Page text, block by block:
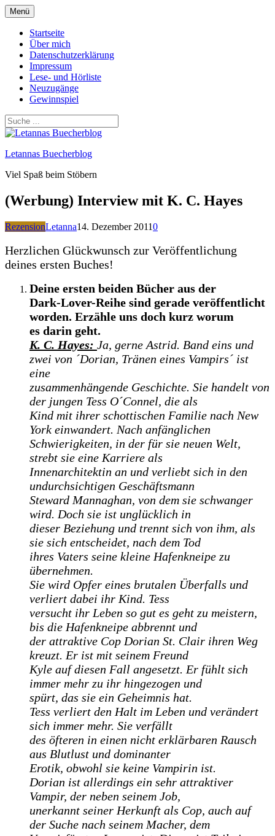
Zum
Inhalt
springen
Menü
Startseite
Über mich
Datenschutzerklärung
Impressum
Lese- und Hörliste
Neuzugänge
Gewinnspiel
Letannas Buecherblog
Viel Spaß beim Stöbern
(Werbung) Interview mit K. C. Hayes
RezensionLetanna14. Dezember 20110
Herzlichen Glückwunsch zur Veröffentlichung
deines ersten Buches!
Deine ersten beiden Bücher aus der
Dark-Lover-Reihe sind gerade veröffentlicht
worden. Erzähle uns doch kurz worum
es darin geht.
K. C. Hayes: Ja, gerne Astrid. Band eins und
zwei von ´Dorian, Tränen eines Vampirs´ ist
eine
zusammenhängende Geschichte. Sie handelt von
der jungen Tess O´Connel, die als
Kind mit ihrer schottischen Familie nach New
York einwandert. Nach anfänglichen
Schwierigkeiten, in der für sie neuen Welt,
strebt sie eine Karriere als
Innenarchitektin an und verliebt sich in den
undurchsichtigen Geschäftsmann
Steward Mannaghan, von dem sie schwanger
wird. Doch sie ist unglücklich in
dieser Beziehung und trennt sich von ihm, als
sie sich entscheidet, nach dem Tod
ihres Vaters seine kleine Hafenkneipe zu
übernehmen.
Sie wird Opfer eines brutalen Überfalls und
verliert dabei ihr Kind. Tess
versucht ihr Leben so gut es geht zu meistern,
bis die Hafenkneipe abbrennt und
der attraktive Cop Dorian St. Clair ihren Weg
kreuzt. Er ist mit seinem Freund
Kyle auf diesen Fall angesetzt. Er fühlt sich
immer mehr zu ihr hingezogen und
spürt, das sie ein Geheimnis hat.
Tess verliert den Halt im Leben und verändert
sich immer mehr. Sie verfällt
des öfteren in einen nicht erklärbaren Rausch
aus Blutlust und dominanter
Erotik, obwohl sie keine Vampirin ist.
Dorian ist allerdings ein sehr attraktiver
Vampir, der neben seinem Job,
unerkannt seiner Herkunft als Cop, auch auf
der Suche nach seinem Macher, dem